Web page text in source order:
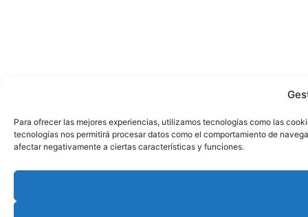
Para ofrecer las mejores experiencias, utilizamos tecnologías como las
tecnologías nos permitirá procesar datos como el comportamiento de
afectar negativamente a ciertas características y funciones.